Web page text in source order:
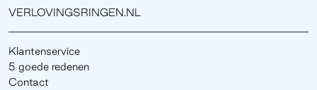
VERLOVINGSRINGEN.NL
Klantenservice
5 goede redenen
Contact